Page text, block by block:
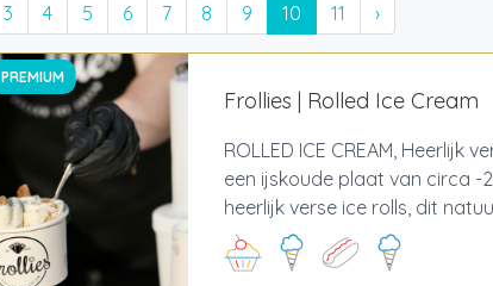
3 4 5 6 7 8 9 10 11 ›
PREMIUM
Frollies | Rolled Ice Cream
ROLLED ICE CREAM, Heerlijk
een ijskoude plaat van circa -
heerlijk verse ice rolls, dit